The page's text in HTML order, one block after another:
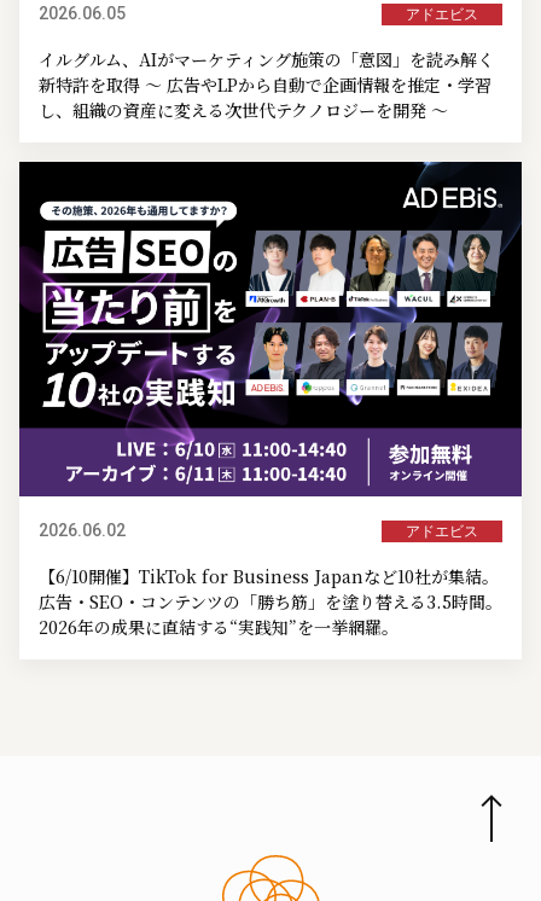
2026.06.05 アドエビス
イルグルム、AIがマーケティング施策の「意図」を読み解く
新特許を取得 ～ 広告やLPから自動で企画情報を推定・学習
し、組織の資産に変える次世代テクノロジーを開発 ～
2026.06.02 アドエビス
【6/10開催】TikTok for Business Japanなど10社が集結。
広告・SEO・コンテンツの「勝ち筋」を塗り替える3.5時間。
2026年の成果に直結する“実践知”を一挙網羅。